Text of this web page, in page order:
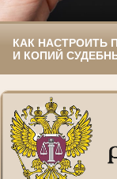
КАК НАСТРОИТЬ
И КОПИЙ